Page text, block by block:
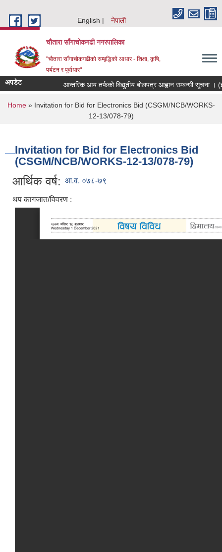
English
नेपाली
चौतारा साँगाचोकगढी नगरपालिका
"चौतारा साँगाचोकगढीको सम्बृद्धिको आधार - शिक्षा, कृषि,
पर्यटन र पूर्वाधार"
अपडेट आन्तरिक आय तर्फको विद्युतीय बोलपत्र आह्वान सम्बन्धी सूचना ।
You are here
Home» Invitation for Bid for Electronics Bid (CSGM/NCB/WORKS-
12-13/078-79)
Invitation for Bid for Electronics Bid
(CSGM/NCB/WORKS-12-13/078-79)
आर्थिक वर्ष: आ.व. ०७८-७९
थप कागजात/विवरण :